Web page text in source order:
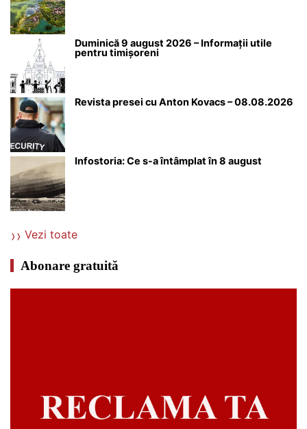
Duminică 9 august 2026 – Informații utile
pentru timișoreni
Revista presei cu Anton Kovacs – 08.08.2026
Infostoria: Ce s-a întâmplat în 8 august
Vezi toate
Abonare gratuită